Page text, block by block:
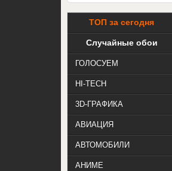
ТОП за сегодня
Случайные обои
ГОЛОСУЕМ
HI-TECH
3D-ГРАФИКА
АВИАЦИЯ
АВТОМОБИЛИ
АНИМЕ